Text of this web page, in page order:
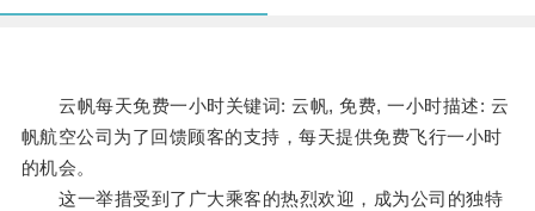
云帆每天免费一小时关键词: 云帆, 免费, 一小时描述: 云
帆航空公司为了回馈顾客的支持，每天提供免费飞行一小时
的机会。
这一举措受到了广大乘客的热烈欢迎，成为公司的独特